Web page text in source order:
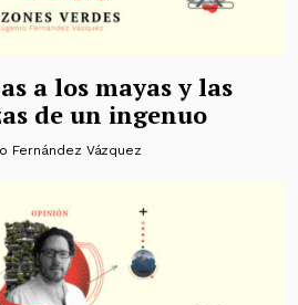
a los mayas y las
de un ingenuo
Fernández Vázquez